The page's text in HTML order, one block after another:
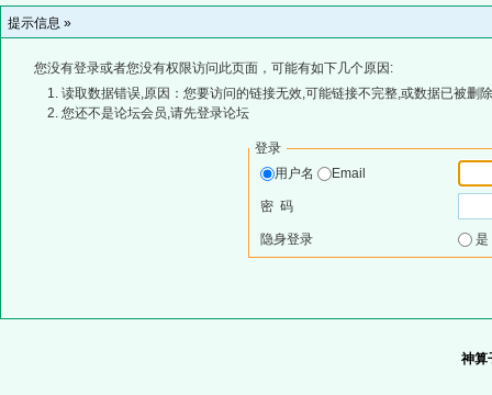
提示信息 »
您没有登录或者您没有权限访问此页面，可能有如下几个原因:
读取数据错误,原因：您要访问的链接无效,可能链接不完整,或数据已被删
您还不是论坛会员,请先登录论坛
登录
用户名
Email
密 码
隐身登录
神算